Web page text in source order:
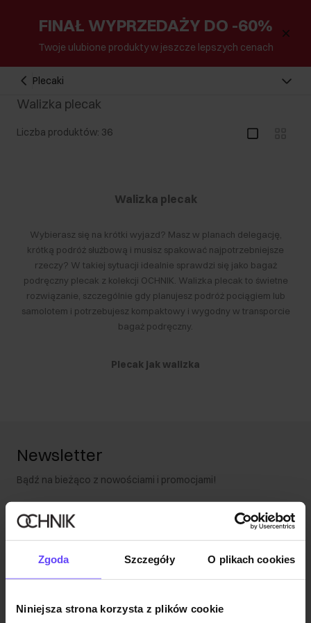
Zgoda Szczegóły O plikach cookies
Niniejsza strona korzysta z plików cookie
FINAŁ WYPRZEDAŻY DO -60%
Twoje ulubione produkty w jeszcze lepszych cenach
Plecaki
Walizka plecak
Liczba produktów: 36
Walizka plecak
Wybierasz się na krótki wyjazd? Masz w planach delegację,
krótką podróż służbową i musisz spakować najpotrzebniejsze
rzeczy? W takiej sytuacji idealnie sprawdzi się jako bagaż
podręczny plecak z kolekcji OCHNIK . Walizka plecak to świetne
rozwiązanie, szczególnie gdy planujesz podróż pociągiem lub
samolotem i potrzebujesz kompaktowy i wygodny w transporcie
bagaż podręczny.
Plecak jak walizka
niewielkie rozmiary nie jest problematyczny i wszędzie się
zmieści, niemniej trzeba pamiętać, że jego pojemność pozwoli
zabrać najpotrzebniejsze rzeczy, tylko na weekend. Taki plecak
do samolotu bagaż podręczny to ciekawa alternatywa dla torby
podróżnej czy małej walizki. Zapraszamy do zapoznania się z
walizka plecak
będzie dla Ciebie najlepszym wyborem!
Newsletter
Bądź na bieżąco z nowościami i promocjami!
Zapisz się
Wprowadzając i zatwierdzając swoje dane wyrażasz zgodę
na otrzymywanie newslettera na zasadach określonych w